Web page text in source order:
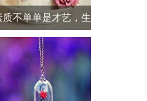
质不单单是才艺，生
活的素质是